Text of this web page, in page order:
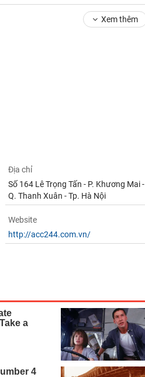
Xem thêm
Địa chỉ
Số 164 Lê Trọng Tấn - P. Khương Mai -
Q. Thanh Xuân - Tp. Hà Nội
Website
http://acc244.com.vn/